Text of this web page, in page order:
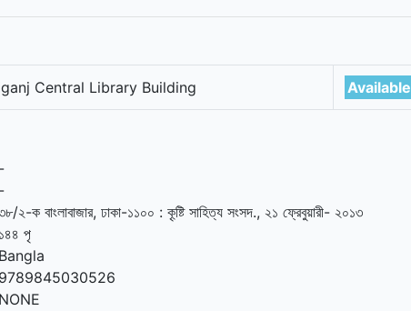
Central Library Building Available
-
-
২-ক বাংলাবাজার, ঢাকা-১১০০ : কৃ্ষ্টি সাহিত্য সংসদ., ২১ ফ্রেবুয়ারী- ২০১৩
১৪৪ পৃ
Bangla
9789845030526
NONE